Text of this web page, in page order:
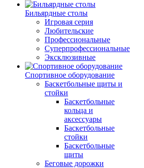
Бильярдные столы
Игровая серия
Любительские
Профессиональные
Суперпрофессиональные
Эксклюзивные
Спортивное оборудование
Баскетбольные щиты и
стойки
Баскетбольные
кольца и
аксессуары
Баскетбольные
стойки
Баскетбольные
щиты
Беговые дорожки